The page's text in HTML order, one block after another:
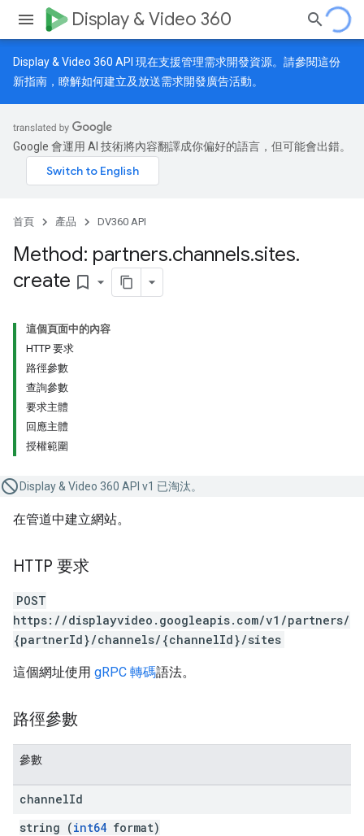
Display & Video 360
Display & Video 360 API 現在支援管理需求開發資源。請參閱這份
新指南 ，瞭解如何建立及放送需求開發廣告活動。
Google 會運用 AI 技術將內容翻譯成你偏好的語言，但可能會出錯。
首頁 產品 DV360 API
Method: partners.channels.sites.
create bookmark_border
這個頁面中的內容
HTTP 要求
路徑參數
查詢參數
要求主體
回應主體
授權範圍
Display & Video 360 API v1 已淘汰。
在管道中建立網站。
HTTP 要求
POST
https://displayvideo.googleapis.com/v1/partners/
{partnerId}/channels/{channelId}/sites
這個網址使用 gRPC 轉碼語法。
路徑參數
參數
channelId
string (int64 format)